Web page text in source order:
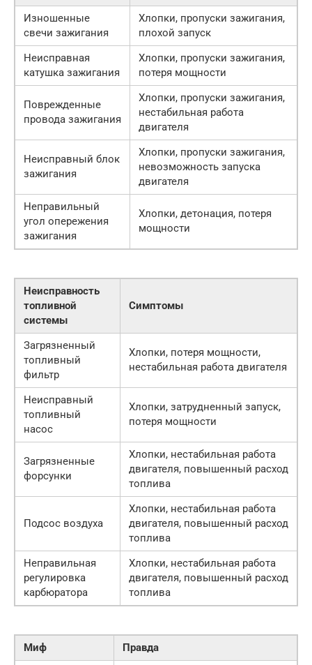
Изношенные
свечи зажигания
Хлопки, пропуски зажигания,
плохой запуск
Неисправная
катушка зажигания
Хлопки, пропуски зажигания,
потеря мощности
Поврежденные
провода зажигания
Хлопки, пропуски зажигания,
нестабильная работа
двигателя
Неисправный блок
зажигания
Хлопки, пропуски зажигания,
невозможность запуска
двигателя
Неправильный
угол опережения
зажигания
Хлопки, детонация, потеря
мощности
Неисправность
топливной
системы
Симптомы
Загрязненный
топливный
фильтр
Хлопки, потеря мощности,
нестабильная работа двигателя
Неисправный
топливный
насос
Хлопки, затрудненный запуск,
потеря мощности
Загрязненные
форсунки
Хлопки, нестабильная работа
двигателя, повышенный расход
топлива
Подсос воздуха
Хлопки, нестабильная работа
двигателя, повышенный расход
топлива
Неправильная
регулировка
карбюратора
Хлопки, нестабильная работа
двигателя, повышенный расход
топлива
Миф
Правда